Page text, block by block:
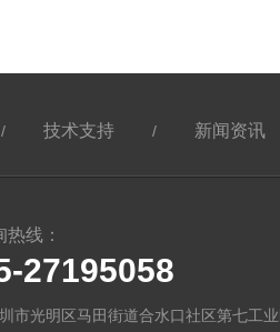
/ 技术支持 / 新闻资讯
热线：
27195058
市光明区马田街道合水口社区第七工